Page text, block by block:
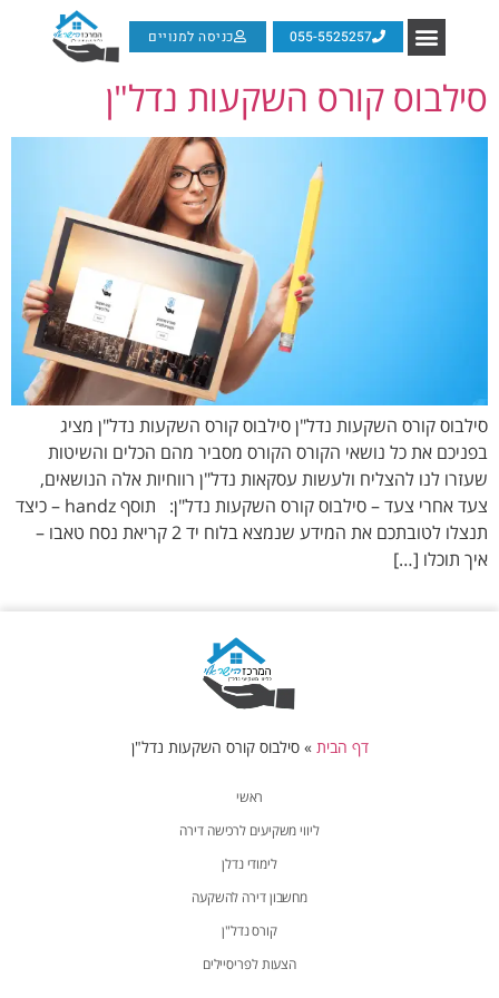
055-5525257 כניסה למנויים
סילבוס קורס השקעות נדל"ן
סילבוס קורס השקעות נדל"ן סילבוס קורס השקעות נדל"ן מציג
בפניכם את כל נושאי הקורס הקורס מסביר מהם הכלים והשיטות
שעזרו לנו להצליח ולעשות עסקאות נדל"ן רווחיות אלה הנושאים,
צעד אחרי צעד – סילבוס קורס השקעות נדל"ן: תוסף handz – כיצד
תנצלו לטובתכם את המידע שנמצא בלוח יד 2 קריאת נסח טאבו –
איך תוכלו […]
ראשי
ליווי משקיעים לרכישה דירה
לימודי נדלן
מחשבון דירה להשקעה
קורס נדל"ן
הצעות לפריסיילים
דף הבית »סילבוס קורס השקעות נדל"ן